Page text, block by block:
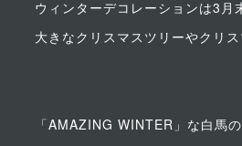
ウィンターデコレーションは3月
大きなクリスマスツリーやクリ
「AMAZING WINTER」な白馬